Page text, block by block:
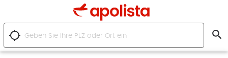
location_searching search